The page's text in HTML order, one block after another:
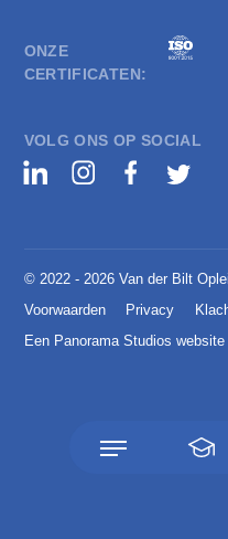
ONZE
CERTIFICATEN:
VOLG ONS OP SOCIAL
© 2022 - 2026 Van der Bilt
Voorwaarden
Privacy
Een Panorama Studios website